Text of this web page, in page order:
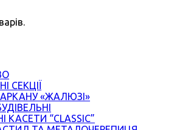
СЕКЦІЇ
«ЖАЛЮЗІ»
КАСЕТИ “CLASSIC”